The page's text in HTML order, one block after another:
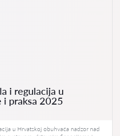
i regulacija u
i praksa 2025
u Hrvatskoj obuhvaća nadzor nad